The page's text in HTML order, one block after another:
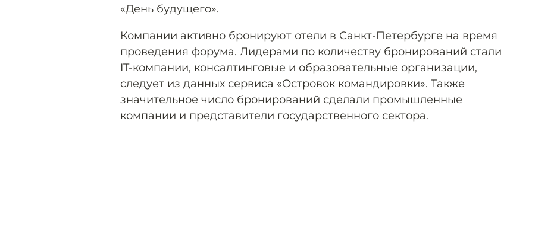
«День будущего».
Компании активно бронируют отели в Санкт-Петербурге на время
проведения форума. Лидерами по количеству бронирований стали
IT-компании, консалтинговые и образовательные организации,
следует из данных сервиса «Островок командировки». Также
значительное число бронирований сделали промышленные
компании и представители государственного сектора.